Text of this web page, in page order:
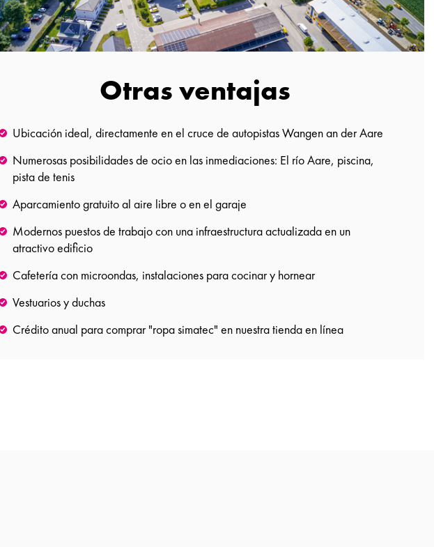
Otras ventajas
Ubicación ideal, directamente en el cruce de autopistas Wangen an der Aare
Numerosas posibilidades de ocio en las inmediaciones: El río Aare, piscina,
pista de tenis
Aparcamiento gratuito al aire libre o en el garaje
Modernos puestos de trabajo con una infraestructura actualizada en un
atractivo edificio
Cafetería con microondas, instalaciones para cocinar y hornear
Vestuarios y duchas
Crédito anual para comprar "ropa simatec" en nuestra tienda en línea